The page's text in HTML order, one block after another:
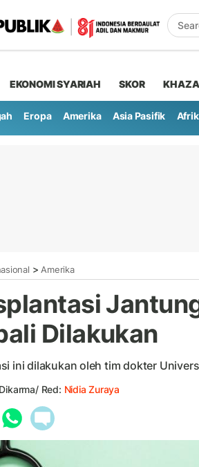
EKONOMI SYARIAH SKOR
Eropa Amerika Asia Pasifik
> Amerika
Dilakukan
ini dilakukan oleh tim dokter
Red: Nidia Zuraya